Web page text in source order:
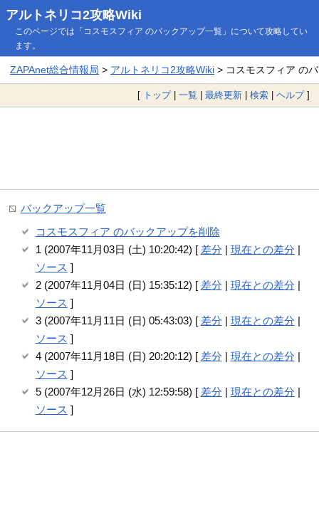
アルトネリコ2攻略Wiki
このページでは「コスモスフィア のバックアップ一覧」について攻略してい
ます。
ZAPAnet総合情報局 > アルトネリコ2攻略Wiki> コスモスフィア の
[ トップ| 一覧 | 最終更新 | 検索 | ヘルプ]
バックアップ一覧
コスモスフィア のバックアップを削除
1 (2007年11月03日 (土) 10:20:42) [ 差分| 現在との差分|
ソース ]
2 (2007年11月04日 (日) 15:35:12) [ 差分| 現在との差分|
ソース ]
3 (2007年11月11日 (日) 05:43:03) [ 差分| 現在との差分|
ソース ]
4 (2007年11月18日 (日) 20:20:12) [ 差分| 現在との差分|
ソース ]
5 (2007年12月26日 (水) 12:59:58) [ 差分| 現在との差分|
ソース ]